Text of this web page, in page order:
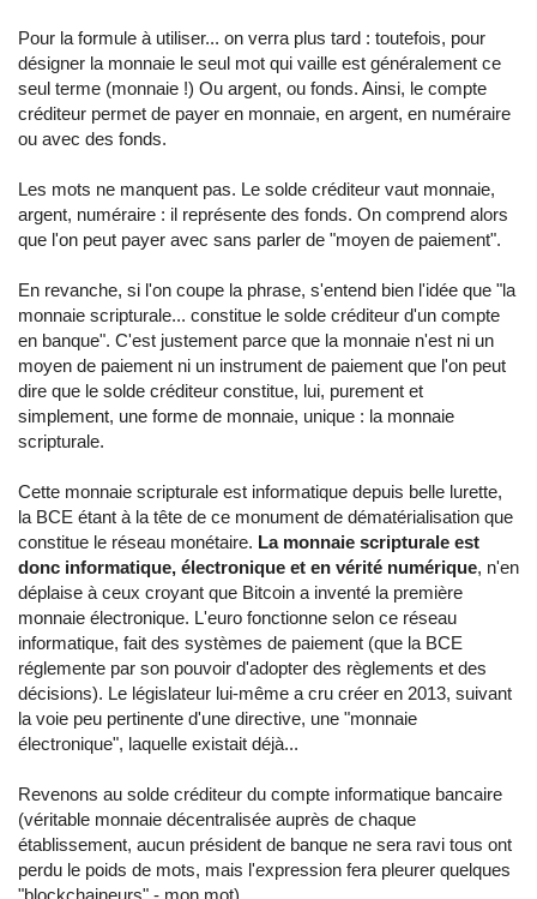
Pour la formule à utiliser... on verra plus tard : toutefois, pour
désigner la monnaie le seul mot qui vaille est généralement ce
seul terme (monnaie !) Ou argent, ou fonds. Ainsi, le compte
créditeur permet de payer en monnaie, en argent, en numéraire
ou avec des fonds.
Les mots ne manquent pas. Le solde créditeur vaut monnaie,
argent, numéraire : il représente des fonds. On comprend alors
que l'on peut payer avec sans parler de "moyen de paiement".
En revanche, si l'on coupe la phrase, s'entend bien l'idée que "la
monnaie scripturale... constitue le solde créditeur d'un compte
en banque". C'est justement parce que la monnaie n'est ni un
moyen de paiement ni un instrument de paiement que l'on peut
dire que le solde créditeur constitue, lui, purement et
simplement, une forme de monnaie, unique : la monnaie
scripturale.
Cette monnaie scripturale est informatique depuis belle lurette,
la BCE étant à la tête de ce monument de dématérialisation que
constitue le réseau monétaire. La monnaie scripturale est
donc informatique, électronique et en vérité numérique, n'en
déplaise à ceux croyant que Bitcoin a inventé la première
monnaie électronique. L'euro fonctionne selon ce réseau
informatique, fait des systèmes de paiement (que la BCE
réglemente par son pouvoir d'adopter des règlements et des
décisions). Le législateur lui-même a cru créer en 2013, suivant
la voie peu pertinente d'une directive, une "monnaie
électronique", laquelle existait déjà...
Revenons au solde créditeur du compte informatique bancaire
(véritable monnaie décentralisée auprès de chaque
établissement, aucun président de banque ne sera ravi tous ont
perdu le poids de mots, mais l'expression fera pleurer quelques
"blockchaineurs" - mon mot).